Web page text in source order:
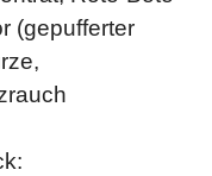
(gepufferter